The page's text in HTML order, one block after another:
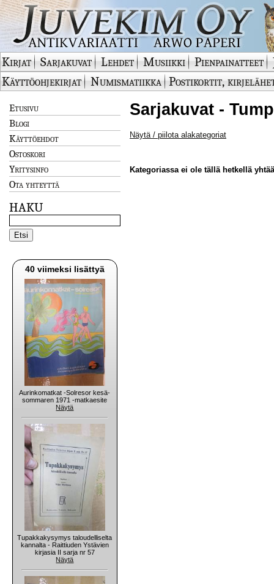
Kirjat Sarjakuvat Lehdet Musiikki Pienpainatteet
Käyttöohjekirjat
Numismatiikka Postikortit,
Etusivu
Blogi
Käyttöehdot
Ostoskori
Yritysinfo
Ota yhteyttä
HAKU
40 viimeksi lisättyä
Aurinkomatkat -Solresor kesä-
sommaren 1971 -matkaesite
Näytä
Tupakkakysymys taloudelliselta
kannalta - Raittiuden Ystävien
kirjasia II sarja nr 57
Näytä
Sarjakuvat -
Näytä / piilota alakategoriat
Kategoriassa ei ole tällä hetkellä